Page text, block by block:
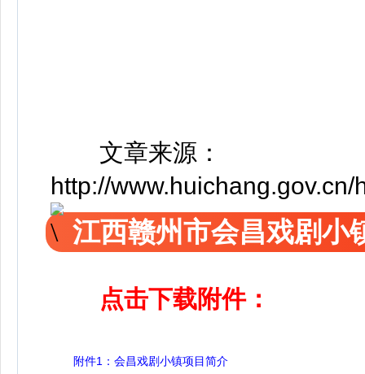
文章来源：
http://
江西赣州市会昌戏剧小
点击下载附件：
附件1：会昌戏剧小镇项目简介